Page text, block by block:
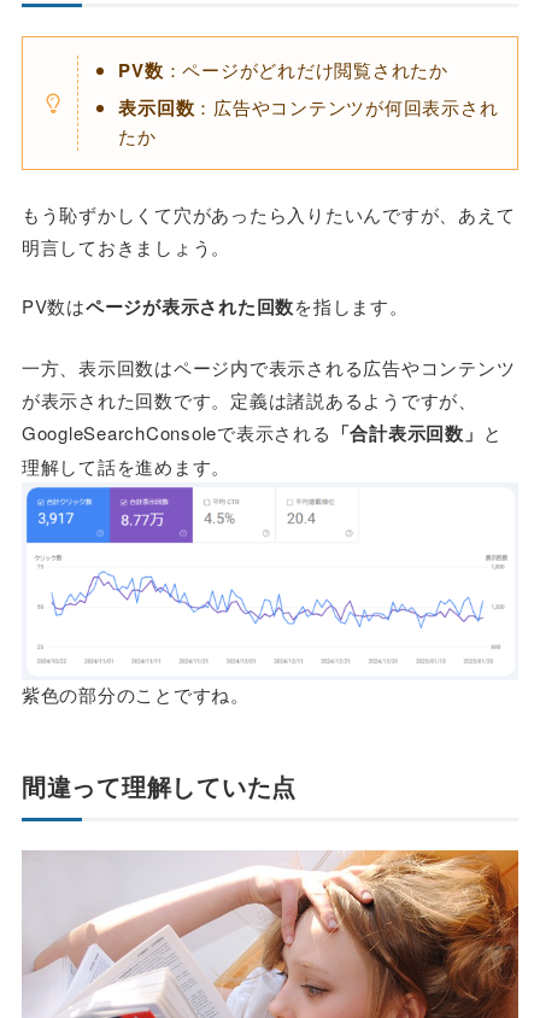
PV数 ：ページがどれだけ閲覧されたか
表示回数 ：広告やコンテンツが何回表示され
たか
もう恥ずかしくて穴があったら入りたいんですが、あえて
明言しておきましょう。
PV数はページが表示された回数を指します。
一方、表示回数はページ内で表示される広告やコンテンツ
が表示された回数です。定義は諸説あるようですが、
GoogleSearchConsoleで表示される 「合計表示回数」 と
理解して話を進めます。
紫色の部分のことですね。
間違って理解していた点